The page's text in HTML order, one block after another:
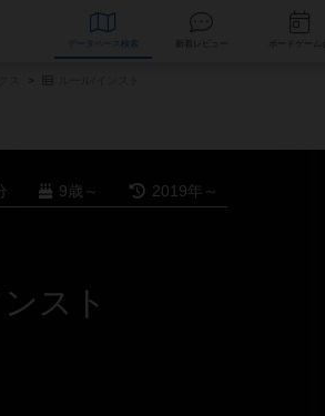
データベース
9歳～ 2019年～
スト